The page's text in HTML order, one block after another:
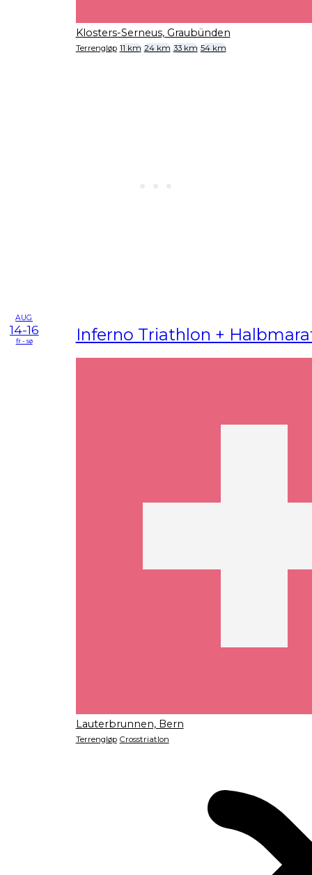
Klosters-Serneus, Graubünden
Terrengløp 11 km 24 km 33 km 54 km
AUG
14-16
fr - sø Inferno Triathlon +
Lauterbrunnen, Bern
Terrengløp Crosstriatlon